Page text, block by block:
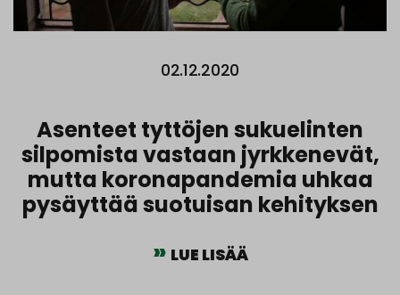
02.12.2020
Asenteet tyttöjen sukuelinten
silpomista vastaan jyrkkenevät,
mutta koronapandemia uhkaa
pysäyttää suotuisan kehityksen
LUE LISÄÄ